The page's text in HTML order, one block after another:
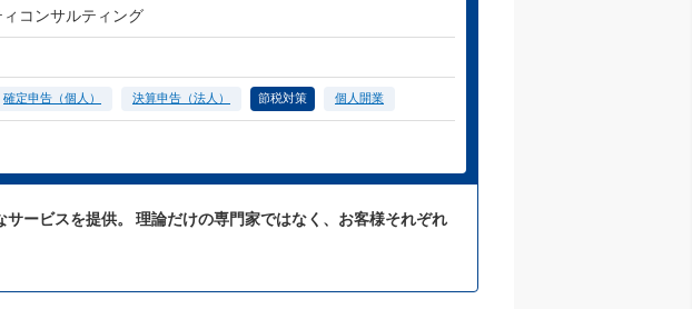
コンサルティング
確定申告（個人） 決算申告（法人） 節税対策 個人開業
ービスを提供。 理論だけの専門家ではなく、お客様それぞれ